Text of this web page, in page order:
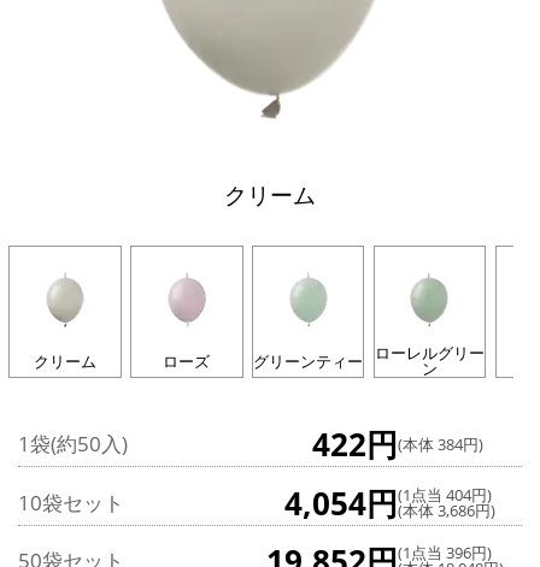
クリーム
クリーム ローズ グリーンティー ローレルグリー
ン
1袋(約50入) 422円(本体 384円)
10袋セット 4,054円(1点当 404円)
(本体 3,686円)
50袋セット (1点当 396円)